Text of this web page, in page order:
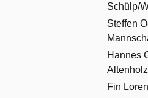
Schülp/
Steffen
Hannes
Fin